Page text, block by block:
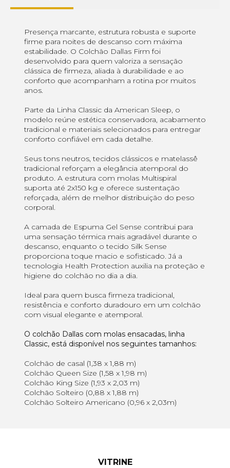
Presença marcante, estrutura robusta e suporte
firme para noites de descanso com máxima
estabilidade. O Colchão Dallas Firm foi
desenvolvido para quem valoriza a sensação
clássica de firmeza, aliada à durabilidade e ao
conforto que acompanham a rotina por muitos
anos.
Parte da Linha Classic da American Sleep, o
modelo reúne estética conservadora, acabamento
tradicional e materiais selecionados para entregar
conforto confiável em cada detalhe.
Seus tons neutros, tecidos clássicos e matelassê
tradicional reforçam a elegância atemporal do
produto. A estrutura com molas Multispiral
suporta até 2x150 kg e oferece sustentação
reforçada, além de melhor distribuição do peso
corporal.
A camada de Espuma Gel Sense contribui para
uma sensação térmica mais agradável durante o
descanso, enquanto o tecido Silk Sense
proporciona toque macio e sofisticado. Já a
tecnologia Health Protection auxilia na proteção e
higiene do colchão no dia a dia.
Ideal para quem busca firmeza tradicional,
resistência e conforto duradouro em um colchão
com visual elegante e atemporal.
O colchão Dallas com molas ensacadas, linha
Classic, está disponível nos seguintes tamanhos:
Colchão de casal (1,38 x 1,88 m)
Colchão Queen Size (1,58 x 1,98 m)
Colchão King Size (1,93 x 2,03 m)
Colchão Solteiro (0,88 x 1,88 m)
Colchão Solteiro Americano (0,96 x 2,03m)
VITRINE